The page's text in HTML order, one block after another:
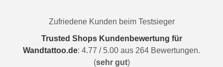
Zufriedene Kunden beim Testsieger
Trusted Shops Kundenbewertung für
Wandtattoo.de: 4.77 / 5.00 aus 264 Bewertungen.
(sehr gut)